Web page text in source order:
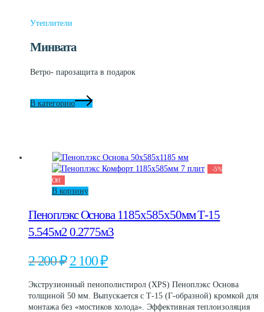
Утеплители
Минвата
Ветро- парозащита в подарок
В категорию
-5%
Off
В корзину
Пеноплэкс Основа 1185x585x50мм Т-15
5.545м2 0.2775м3
2 200₽ Первоначальная
цена
2
200 ₽.
2 100₽Текущая
цена:
100 ₽.
Экструзионный пенополистирол (XPS) Пеноплэкс Основа
толщиной 50 мм. Выпускается с Т-15 (Г-образной) кромкой для
монтажа без «мостиков холода». Эффективная теплоизоляция